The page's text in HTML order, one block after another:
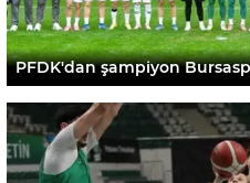
PFDK'dan şampiyon